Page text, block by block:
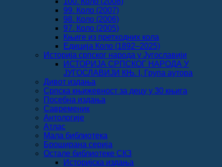
99. Коло (2007)
98. Коло (2006)
97. Коло (2005)
Књиге из претходних кола
Едиција Коло (1892‒2025)
Историја српског народа у Југославији
ИСТОРИЈА СРПСКОГ НАРОДА У
ЈУГОСЛАВИЈИ КЊ. I, Група аутора
Дивот издања
Српска књижевност за децу у 30 књига
Посебна издања
Савременик
Антологије
Атлас
Мала библиотека
Броширана серија
Остале библиотеке СКЗ
Историјска издања